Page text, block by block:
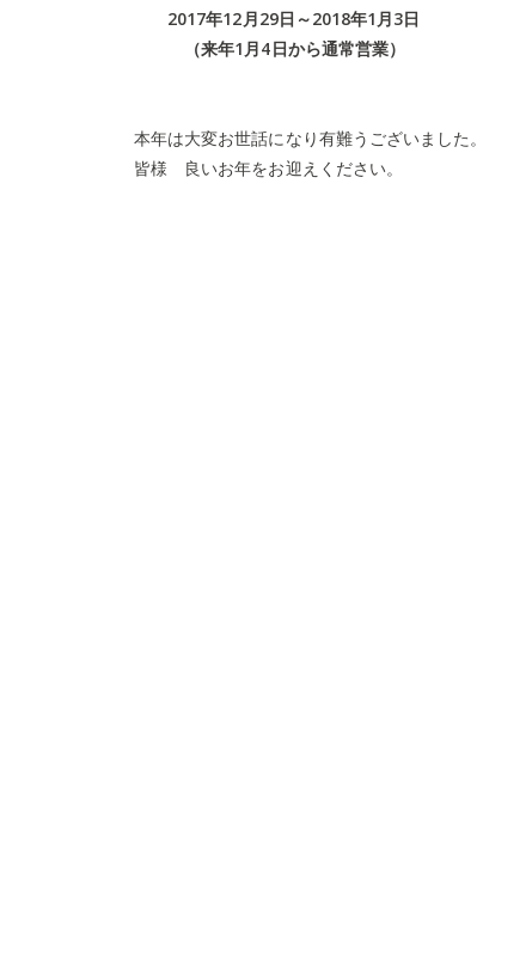
2017年12月29日～2018年1 月3日
（来年1 月4日から通常営業）
本年は大変お世話になり有難うございました。
皆様 良いお年をお迎えください。